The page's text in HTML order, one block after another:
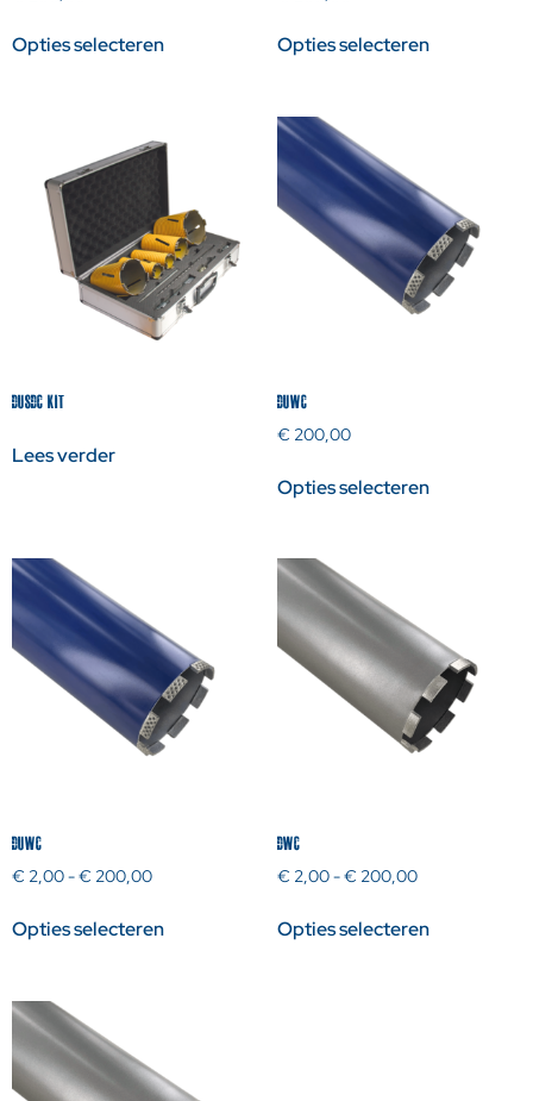
Opties selecteren Opties selecteren
DUSDC KIT
Lees verder
DUWC
€ 200,00
Opties selecteren
DUWC
€ 2,00-€ 200,00
Opties selecteren
DWC
€ 2,00-€ 200,00
Opties selecteren